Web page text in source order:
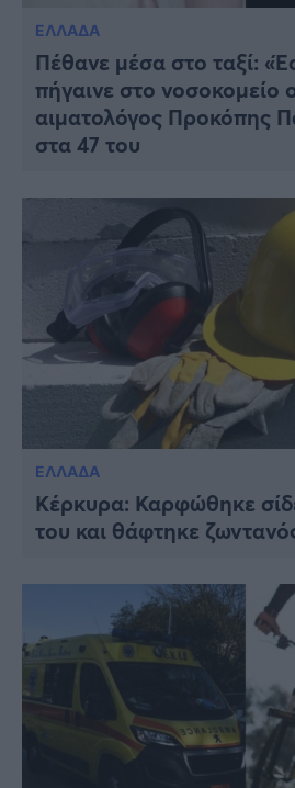
ΕΛΛΑΔΑ
Πέθανε μέσα στο ταξί:
πήγαινε στο νοσοκομείο
αιματολόγος Προκόπης
στα 47 του
ΕΛΛΑΔΑ
Κέρκυρα: Καρφώθηκε
του και θάφτηκε